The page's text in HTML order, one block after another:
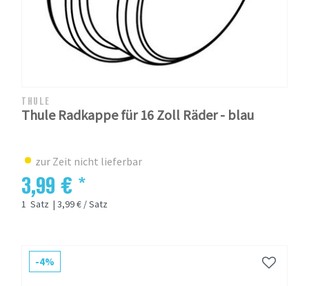
THULE
Thule Radkappe für 16 Zoll Räder - blau
zur Zeit nicht lieferbar
3,99 € *
1 Satz | 3,99 € / Satz
-4%